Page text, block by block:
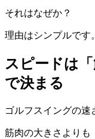
それはなぜか？
理由はシンプルです。
スピードは「
で決まる
ゴルフスイングの速
筋肉の大きさよりも